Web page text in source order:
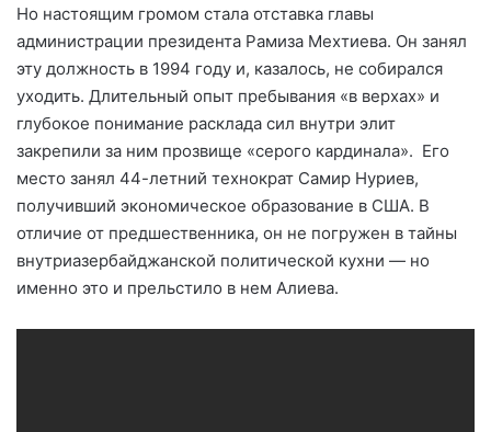
Но настоящим громом стала отставка главы
администрации президента Рамиза Мехтиева. Он занял
эту должность в 1994 году и, казалось, не собирался
уходить. Длительный опыт пребывания «в верхах» и
глубокое понимание расклада сил внутри элит
закрепили за ним прозвище «серого кардинала». Его
место занял 44-летний технократ Самир Нуриев,
получивший экономическое образование в США. В
отличие от предшественника, он не погружен в тайны
внутриазербайджанской политической кухни — но
именно это и прельстило в нем Алиева.